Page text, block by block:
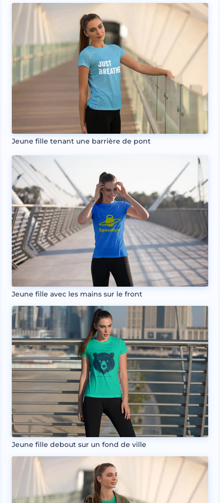
Jeune fille tenant une barrière de pont
Jeune fille avec les mains sur le front
Jeune fille debout sur un fond de ville